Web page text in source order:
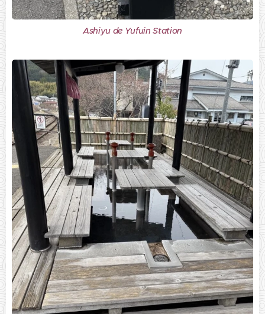
Ashiyu de Yufuin Station